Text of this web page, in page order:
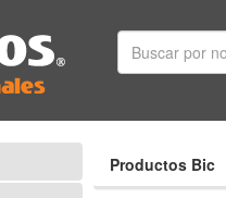
Productos Bic